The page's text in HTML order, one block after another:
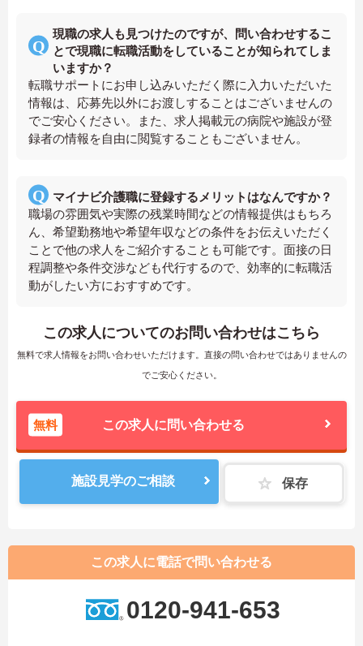
現職の求人も見つけたのですが、問い合わせするこ
とで現職に転職活動をしていることが知られてしま
いますか？
転職サポートにお申し込みいただく際に入力いただいた
情報は、応募先以外にお渡しすることはございませんの
でご安心ください。また、求人掲載元の病院や施設が登
録者の情報を自由に閲覧することもございません。
マイナビ介護職に登録するメリットはなんですか？
職場の雰囲気や実際の残業時間などの情報提供はもちろ
ん、希望勤務地や希望年収などの条件をお伝えいただく
ことで他の求人をご紹介することも可能です。面接の日
程調整や条件交渉なども代行するので、効率的に転職活
動がしたい方におすすめです。
この求人についてのお問い合わせはこちら
無料で求人情報をお問い合わせいただけます。直接の問い合わせではありませんの
でご安心ください。
無料 この求人に問い合わせる
施設見学のご相談 保存
この求人に電話で問い合わせる
0120-941-653